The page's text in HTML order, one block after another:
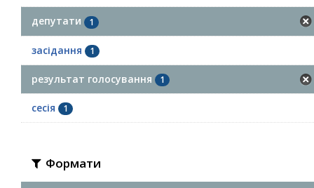
депутати 1
засідання 1
результат голосування 1
сесія 1
Формати